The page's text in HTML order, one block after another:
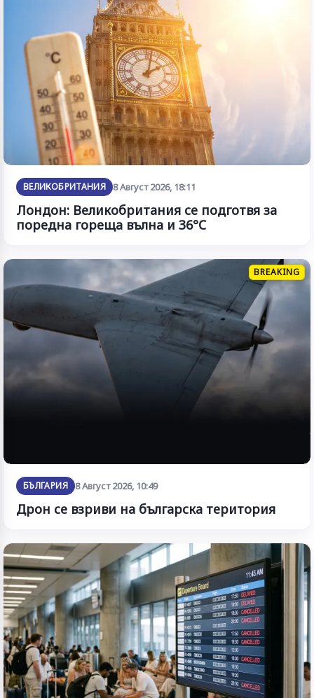
ВЕЛИКОБРИТАНИЯ 8 Август 2026, 18:11
Лондон: Великобритания се подготвя за
поредна гореща вълна и 36°C
BREAKING
БЪЛГАРИЯ 8 Август 2026, 10:49
Дрон се взриви на българска територия